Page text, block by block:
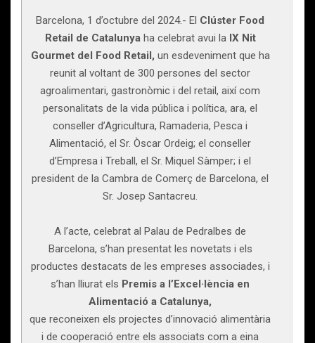
Barcelona, 1 d’octubre del 2024.- El Clúster Food
Retail de Catalunyaha celebrat avui la IX Nit
Gourmet del Food Retail, un esdeveniment que ha
reunit al voltant de 300 persones del sector
agroalimentari, gastronòmic i del retail, així com
personalitats de la vida pública i política, ara, el
conseller d’Agricultura, Ramaderia, Pesca i
Alimentació, el Sr. Òscar Ordeig; el conseller
d’Empresa i Treball, el Sr. Miquel Sàmper; i el
president de la Cambra de Comerç de Barcelona, el
Sr. Josep Santacreu.
A l’acte, celebrat al Palau de Pedralbes de
Barcelona, s’han presentat les novetats i els
productes destacats de les empreses associades, i
s’han lliurat els Premis a l’Excel·lència en
Alimentació a Catalunya,
que reconeixen els projectes d’innovació alimentària
i de cooperació entre els associats com a eina